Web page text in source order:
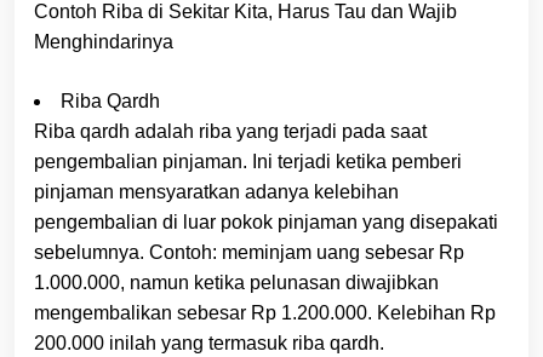
Contoh Riba di Sekitar Kita, Harus Tau dan Wajib
Menghindarinya
Riba Qardh
Riba qardh adalah riba yang terjadi pada saat
pengembalian pinjaman. Ini terjadi ketika pemberi
pinjaman mensyaratkan adanya kelebihan
pengembalian di luar pokok pinjaman yang disepakati
sebelumnya. Contoh: meminjam uang sebesar Rp
1.000.000, namun ketika pelunasan diwajibkan
mengembalikan sebesar Rp 1.200.000. Kelebihan Rp
200.000 inilah yang termasuk riba qardh.